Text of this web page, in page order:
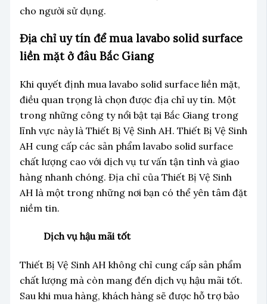
cho người sử dụng.
Địa chỉ uy tín để mua lavabo solid surface
liền mặt ở đâu Bắc Giang
Khi quyết định mua lavabo solid surface liền mặt,
điều quan trọng là chọn được địa chỉ uy tín. Một
trong những công ty nổi bật tại Bắc Giang trong
lĩnh vực này là Thiết Bị Vệ Sinh AH. Thiết Bị Vệ Sinh
AH cung cấp các sản phẩm lavabo solid surface
chất lượng cao với dịch vụ tư vấn tận tình và giao
hàng nhanh chóng. Địa chỉ của Thiết Bị Vệ Sinh
AH là một trong những nơi bạn có thể yên tâm đặt
niềm tin.
Dịch vụ hậu mãi tốt
Thiết Bị Vệ Sinh AH không chỉ cung cấp sản phẩm
chất lượng mà còn mang đến dịch vụ hậu mãi tốt.
Sau khi mua hàng, khách hàng sẽ được hỗ trợ bảo